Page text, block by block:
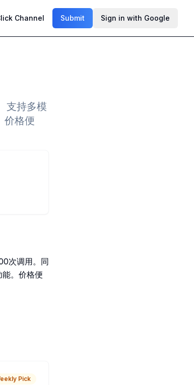
Channel Submit Sign in with Google
支持多模
价格便
次调用。同
。价格便
Pick